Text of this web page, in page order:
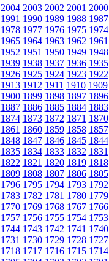
2004 2003 2002 2001 2000
1991 1990 1989 1988 1987
1978 1977 1976 1975 1974
1965 1964 1963 1962 1961
1952 1951 1950 1949 1948
1939 1938 1937 1936 1935
1926 1925 1924 1923 1922
1913 1912 1911 1910 1909
1900 1899 1898 1897 1896
1887 1886 1885 1884 1883
1874 1873 1872 1871 1870
1861 1860 1859 1858 1857
1848 1847 1846 1845 1844
1835 1834 1833 1832 1831
1822 1821 1820 1819 1818
1809 1808 1807 1806 1805
1796 1795 1794 1793 1792
1783 1782 1781 1780 1779
1770 1769 1768 1767 1766
1757 1756 1755 1754 1753
1744 1743 1742 1741 1740
1731 1730 1729 1728 1727
1718 1717 1716 1715 1714